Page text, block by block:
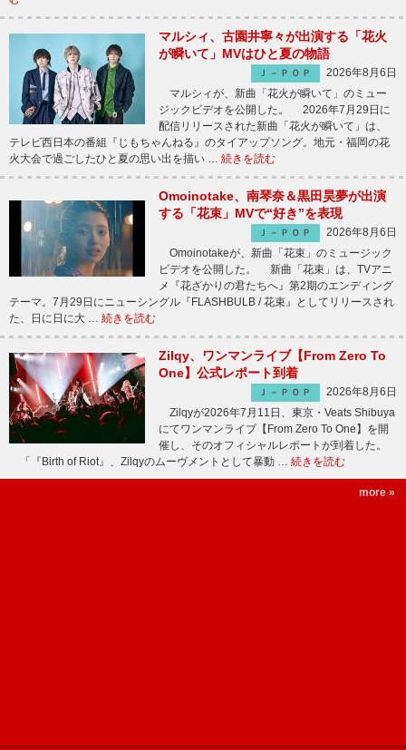
マルシィ、古園井寧々が出演する「花火
が瞬いて」MVはひと夏の物語
Ｊ－ＰＯＰ
2026年8月6日
マルシィが、新曲「花火が瞬いて」のミュー
ジックビデオを公開した。 2026年7月29日に
配信リリースされた新曲「花火が瞬いて」は、
テレビ西日本の番組『じもちゃんねる』のタイアップソング。地元・福岡の花
火大会で過ごしたひと夏の思い出を描い … 続きを読む
Omoinotake、南琴奈＆黒田昊夢が出演
する「花束」MVで“好き”を表現
Ｊ－ＰＯＰ
2026年8月6日
Omoinotakeが、新曲「花束」のミュージック
ビデオを公開した。 新曲「花束」は、TVアニ
メ『花ざかりの君たちへ』第2期のエンディング
テーマ。7月29日にニューシングル『FLASHBULB / 花束』としてリリースされ
た、日に日に大 … 続きを読む
Zilqy、ワンマンライブ【From Zero To
One】公式レポート到着
Ｊ－ＰＯＰ
2026年8月6日
Zilqyが2026年7月11日、東京・Veats Shibuya
にてワンマンライブ【From Zero To One】を開
催し、そのオフィシャルレポートが到着した。
「『Birth of Riot』、Zilqyのムーヴメントとして暴動 … 続きを読む
more »